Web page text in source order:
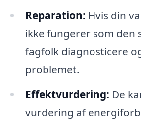
Reparation: Hvis din
ikke fungerer som den
fagfolk diagnosticere
problemet.
Effektvurdering: De
vurdering af